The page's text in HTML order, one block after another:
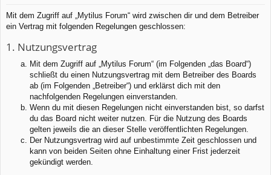
n
n
Mit dem Zugriff auf „Mytilus Forum“ wird zwischen dir und dem Betreiber
ein Vertrag mit folgenden Regelungen geschlossen:
1. Nutzungsvertrag
Mit dem Zugriff auf „Mytilus Forum“ (im Folgenden „das Board“)
schließt du einen Nutzungsvertrag mit dem Betreiber des Boards
ab (im Folgenden „Betreiber“) und erklärst dich mit den
nachfolgenden Regelungen einverstanden.
Wenn du mit diesen Regelungen nicht einverstanden bist, so darfst
du das Board nicht weiter nutzen. Für die Nutzung des Boards
gelten jeweils die an dieser Stelle veröffentlichten Regelungen.
Der Nutzungsvertrag wird auf unbestimmte Zeit geschlossen und
kann von beiden Seiten ohne Einhaltung einer Frist jederzeit
gekündigt werden.